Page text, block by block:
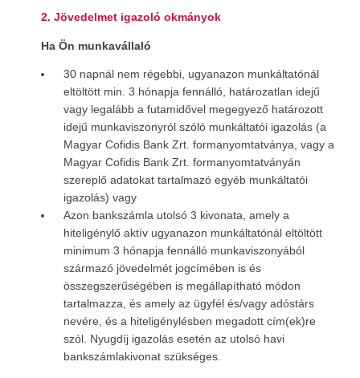
2. Jövedelmet igazoló okmányok
Ha Ön munkavállaló
30 napnál nem régebbi, ugyanazon munkáltatónál
eltöltött min. 3 hónapja fennálló, határozatlan idejű
vagy legalább a futamidővel megegyező határozott
idejű munkaviszonyról szóló munkáltatói igazolás (a
Magyar Cofidis Bank Zrt. formanyomtatványa, vagy a
Magyar Cofidis Bank Zrt. formanyomtatványán
szereplő adatokat tartalmazó egyéb munkáltatói
igazolás) vagy
Azon bankszámla utolsó 3 kivonata, amely a
hiteligénylő aktív ugyanazon munkáltatónál eltöltött
minimum 3 hónapja fennálló munkaviszonyából
származó jövedelmét jogcímében is és
összegszerűségében is megállapítható módon
tartalmazza, és amely az ügyfél és/vagy adóstárs
nevére, és a hiteligénylésben megadott cím(ek)re
szól. Nyugdíj igazolás esetén az utolsó havi
bankszámlakivonat szükséges.